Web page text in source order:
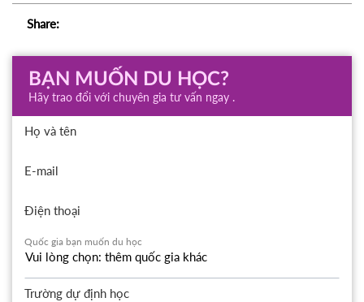
Share:
BẠN MUỐN DU HỌC?
Hãy trao đổi với chuyên gia tư vấn ngay .
Họ và tên
E-mail
Điện thoại
Quốc gia bạn muốn du học
Trường dự định học